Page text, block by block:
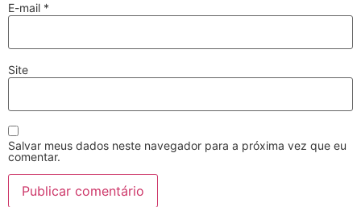
E-mail *
Site
Salvar meus dados neste navegador para a próxima vez que eu
comentar.